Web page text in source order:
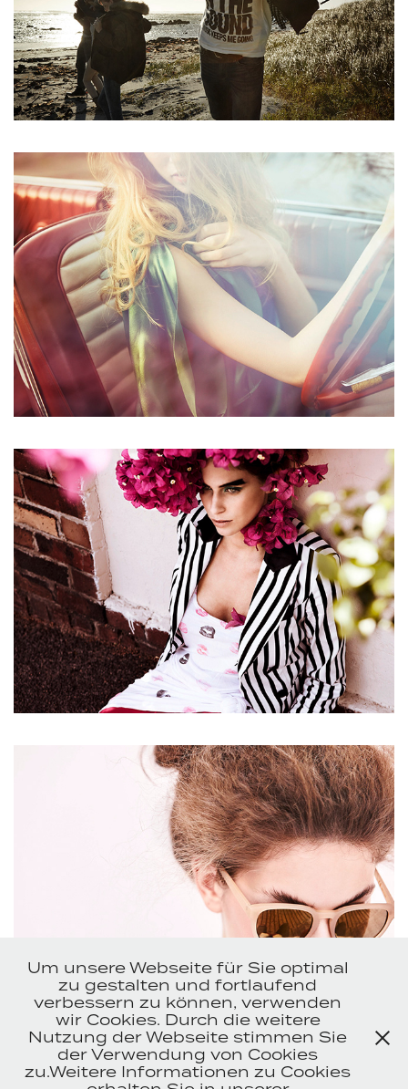
NEIGHBORHOOD GLAM
LADY LONGLEG
POWDER & PEPPA
Um unsere Webseite für Sie optimal
zu gestalten und fortlaufend
verbessern zu können, verwenden
wir Cookies. Durch die weitere
Nutzung der Webseite stimmen Sie
der Verwendung von Cookies
zu.Weitere Informationen zu Cookies